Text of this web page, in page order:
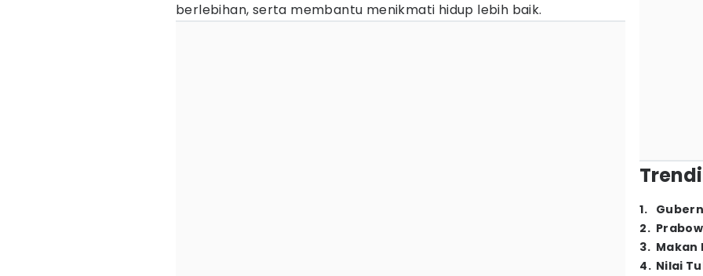
berlebihan, serta membantu menikmati hidup lebih baik.
1.
2.
3. Makan
4. Nilai